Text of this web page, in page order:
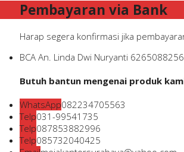
Pembayaran via Bank
Harap segera konfirmasi jika
BCA An. Linda Dwi Nuryanti 6265088256
Butuh bantun mengenai produk
WhatsApp082234705563
Telp031-99541735
Telp087853882996
Telp085732040425